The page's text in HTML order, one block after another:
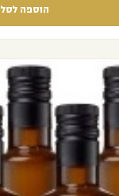
הוספה לסל